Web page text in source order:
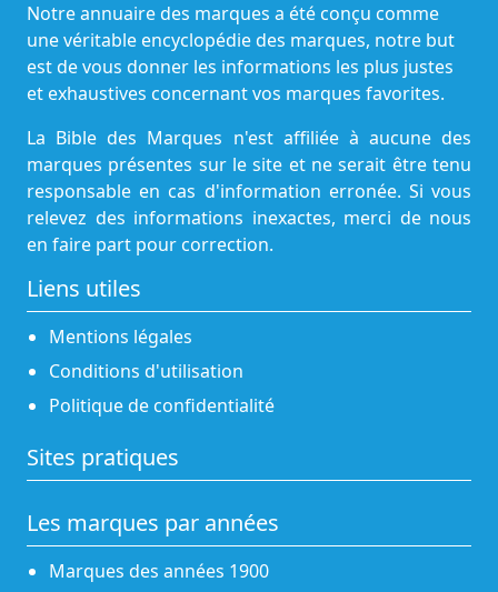
Notre annuaire des marques a été conçu comme
une véritable encyclopédie des marques, notre but
est de vous donner les informations les plus justes
et exhaustives concernant vos marques favorites.
La Bible des Marques n'est affiliée à aucune des
marques présentes sur le site et ne serait être tenu
responsable en cas d'information erronée. Si vous
relevez des informations inexactes, merci de nous
en faire part pour correction.
Liens utiles
Mentions légales
Conditions d'utilisation
Politique de confidentialité
Sites pratiques
Les marques par années
Marques des années 1900